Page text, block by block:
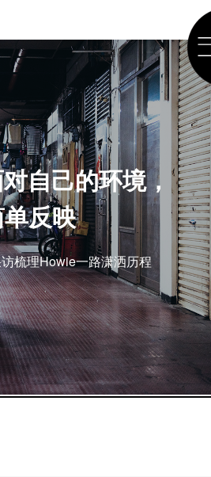
自己的环境，
反映
梳理Howie一路潇洒历程